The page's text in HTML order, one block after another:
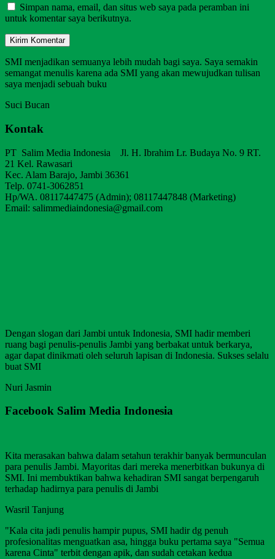
Simpan nama, email, dan situs web saya pada peramban ini
untuk komentar saya berikutnya.
SMI menjadikan semuanya lebih mudah bagi saya. Saya semakin
semangat menulis karena ada SMI yang akan mewujudkan tulisan
saya menjadi sebuah buku
Suci Bucan
Kontak
PT Salim Media Indonesia Jl. H. Ibrahim Lr. Budaya No. 9 RT.
21 Kel. Rawasari
Kec. Alam Barajo, Jambi 36361
Telp. 0741-3062851
Hp/WA. 08117447475 (Admin); 08117447848 (Marketing)
Email: salimmediaindonesia@gmail.com
Dengan slogan dari Jambi untuk Indonesia, SMI hadir memberi
ruang bagi penulis-penulis Jambi yang berbakat untuk berkarya,
agar dapat dinikmati oleh seluruh lapisan di Indonesia. Sukses selalu
buat SMI
Nuri Jasmin
Facebook Salim Media Indonesia
Kita merasakan bahwa dalam setahun terakhir banyak bermunculan
para penulis Jambi. Mayoritas dari mereka menerbitkan bukunya di
SMI. Ini membuktikan bahwa kehadiran SMI sangat berpengaruh
terhadap hadirnya para penulis di Jambi
Wasril Tanjung
"Kala cita jadi penulis hampir pupus, SMI hadir dg penuh
profesionalitas menguatkan asa, hingga buku pertama saya "Semua
karena Cinta" terbit dengan apik, dan sudah cetakan kedua